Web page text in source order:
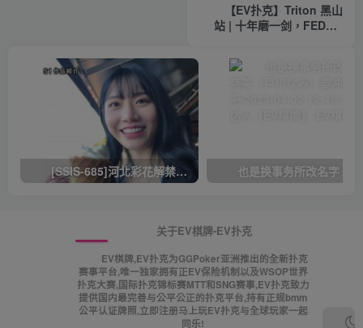
【EV扑克】Triton 黑山
站 | 十年磨一剑，FEDOR
[SSIS-685]河北彩花解禁！ 靠这支作品再拿下销售冠军！ 有意思吧 2023-03-30 14:25 0 三条猫娱乐达人【EV棋牌】
关于EV棋牌-EV扑克
EV棋牌,EV扑克为GGPoker亚洲推出的全新扑克
赛事平台,唯一独家拥有正EV保险机制以及WSOP世界
扑克大赛,国际扑克锦标赛MTT和SNG赛事,EV扑克致力
提供国内最完善与公平公正的扑克平台,持有正规bmm
公平认证牌照,立即注册马上玩EV扑克与全球玩家一起
同乐!